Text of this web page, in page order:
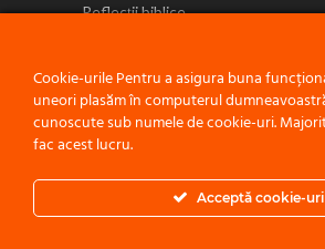
Reflecții biblice
Politică de confidențialitate
Cookie-urile Pentru a asigura buna
uneori plasăm în computerul
cunoscute sub numele de cookie-uri.
fac acest lucru.
Acceptă cookie-uri